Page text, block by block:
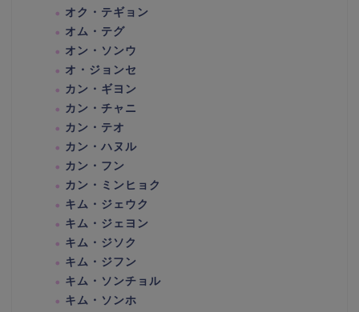
オク・テギョン
オム・テグ
オン・ソンウ
オ・ジョンセ
カン・ギヨン
カン・チャニ
カン・テオ
カン・ハヌル
カン・フン
カン・ミンヒョク
キム・ジェウク
キム・ジェヨン
キム・ジソク
キム・ジフン
キム・ソンチョル
キム・ソンホ